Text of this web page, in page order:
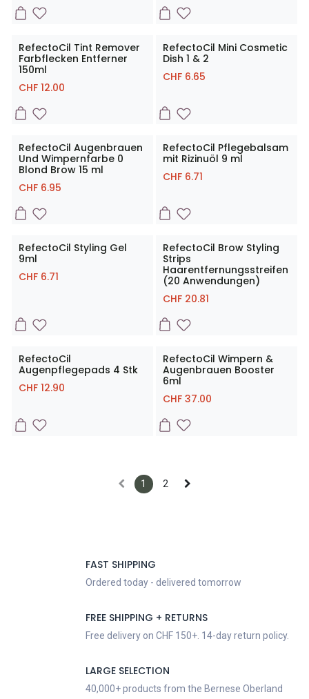
RefectoCil Tint Remover
Farbflecken Entferner
150ml
CHF 12.00
RefectoCil Mini Cosmetic
Dish 1 & 2
CHF 6.65
RefectoCil Augenbrauen
Und Wimpernfarbe 0
Blond Brow 15 ml
CHF 6.95
RefectoCil Pflegebalsam
mit Rizinuöl 9 ml
CHF 6.71
RefectoCil Styling Gel
9ml
CHF 6.71
RefectoCil Brow Styling
Strips
Haarentfernungsstreifen
(20 Anwendungen)
CHF 20.81
RefectoCil
Augenpflegepads 4 Stk
CHF 12.90
RefectoCil Wimpern &
Augenbrauen Booster
6ml
CHF 37.00
1 2
FAST SHIPPING
Ordered today - delivered tomorrow
FREE SHIPPING + RETURNS
Free delivery on CHF 150+. 14-day return policy.
LARGE SELECTION
40,000+ products from the Bernese Oberland